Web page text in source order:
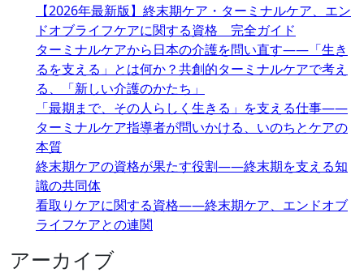
【2026年最新版】終末期ケア・ターミナルケア、エン
ドオブライフケアに関する資格 完全ガイド
ターミナルケアから日本の介護を問い直す――「生き
るを支える」とは何か？共創的ターミナルケアで考え
る、「新しい介護のかたち」
「最期まで、その人らしく生きる」を支える仕事――
ターミナルケア指導者が問いかける、いのちとケアの
本質
終末期ケアの資格が果たす役割――終末期を支える知
識の共同体
看取りケアに関する資格――終末期ケア、エンドオブ
ライフケアとの連関
アーカイブ